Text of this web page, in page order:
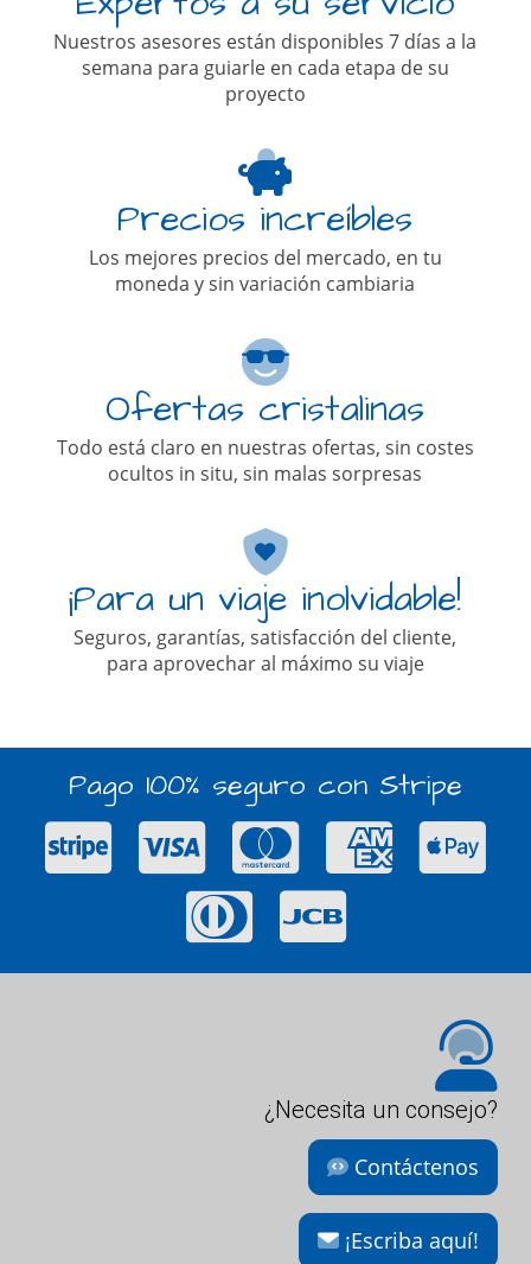
Nuestros asesores están disponibles 7 días a la
semana para guiarle en cada etapa de su
proyecto
Precios increíbles
Los mejores precios del mercado, en tu
moneda y sin variación cambiaria
Ofertas cristalinas
Todo está claro en nuestras ofertas, sin costes
ocultos in situ, sin malas sorpresas
¡Para un viaje inolvidable!
Seguros, garantías, satisfacción del cliente,
para aprovechar al máximo su viaje
Pago 100% seguro con Stripe
¿Necesita un consejo?
Contáctenos
¡Escriba aquí!